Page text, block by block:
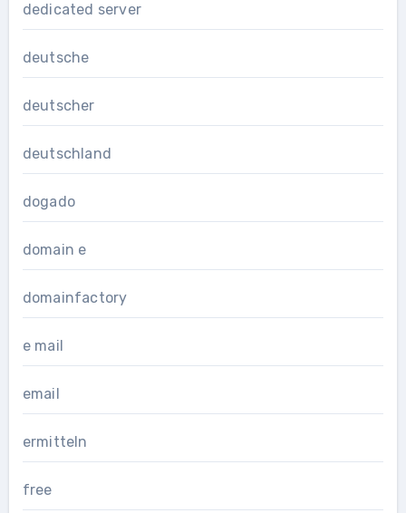
dedicated server
deutsche
deutscher
deutschland
dogado
domain e
domainfactory
e mail
email
ermitteln
free